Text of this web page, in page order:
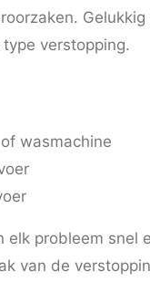
verstopping.
wasmachine
elk probleem snel
van de